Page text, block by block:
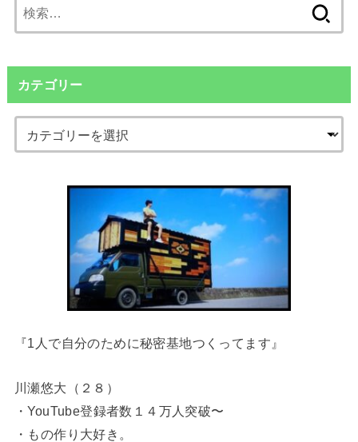
索:
カテゴリー
『1人で自分のために秘密基地つくってます』
川瀬悠大（２８）
・YouTube登録者数１４万人突破〜
・もの作り大好き。